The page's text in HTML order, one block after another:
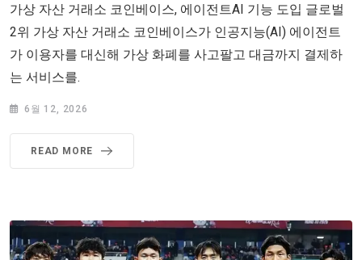
가상 자산 거래소 코인베이스, 에이전트AI 기능 도입 글로벌
2위 가상 자산 거래소 코인베이스가 인공지능(AI) 에이전트
가 이용자를 대신해 가상 화폐를 사고팔고 대금까지 결제하
는 서비스를.
6월 12, 2026
READ MORE